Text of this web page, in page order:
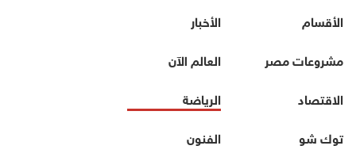
الأقسام
الأخبار
مشروعات مصر
العالم الآن
الاقتصاد
الرياضة
توك شو
الفنون